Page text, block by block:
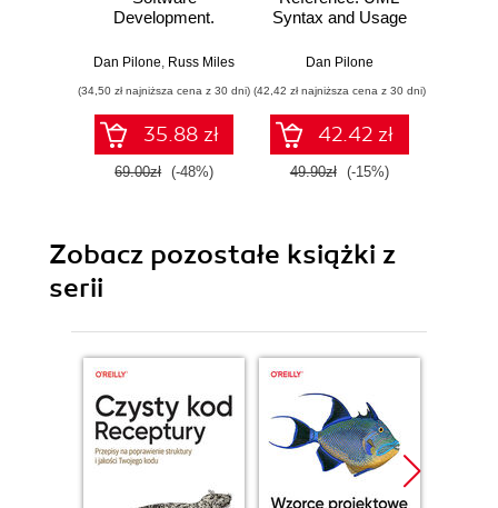
Development.
Dan Pilone Russ Miles
(34,50 zł najniższa cena z 30 dni)
35.88 zł
69.00zł (-48%)
Syntax and Usage
Dan Pilone
(42,42 zł najniższa cena z 30 dni)
42.42 zł
49.90zł (-15%)
Zobacz pozostałe książki z
serii